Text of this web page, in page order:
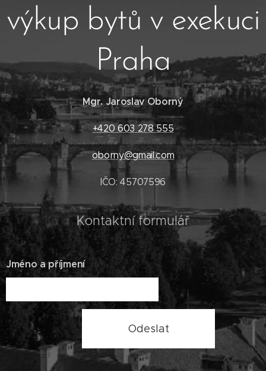
výkup bytů v exekuci
Praha
Mgr. Jaroslav Oborný
+420 603 278 555
oborny@gmail.com
IČO: 45707596
Kontaktní formulář
Jméno a příjmení
Odeslat